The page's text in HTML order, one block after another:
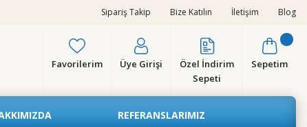
Sipariş Takip Bize Katılın İletişim Blog
Favorilerim Üye Girişi
Özel İndirim
Sepeti
Sepetim
REFERANSLARIMIZ